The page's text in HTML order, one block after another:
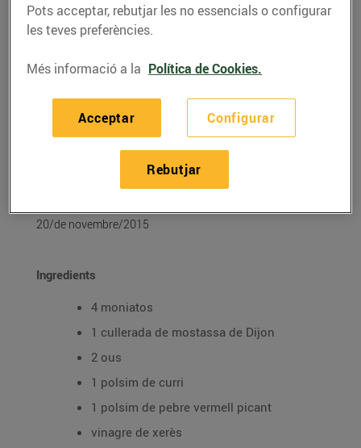
RECEPTES
Patates braves de
moniato
20/de novembre/2015
Ingredients
4 moniatos
1 cullerada de mostassa de Dijon
2 ous
1 polsim de curri
1 polsim de pebre vermell picant
vinagre de xerès
Pots acceptar, rebutjar les no essencials o configurar
les teves preferències.
Més informació a la Política de Cookies.
Configurar
Rebutjar
Acceptar